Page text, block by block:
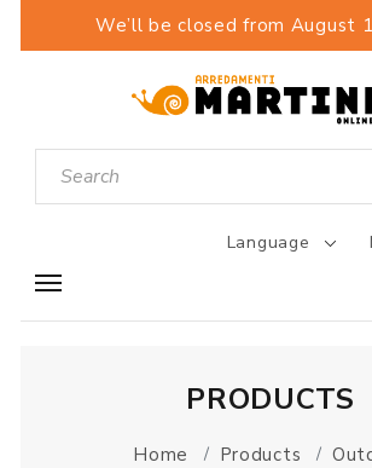
We’ll be closed from August
Language
PRODUCTS
Home Products